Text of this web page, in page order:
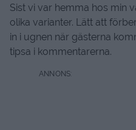
Sist vi var hemma hos min
olika varianter. Lätt att
in i ugnen när gästerna
tipsa i kommentarerna.